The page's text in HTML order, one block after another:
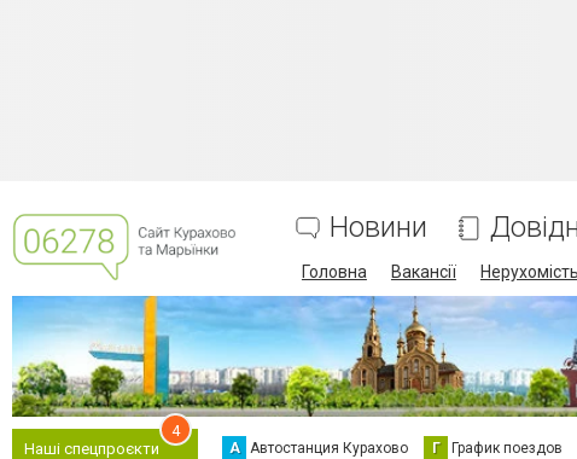
Новини
Головна Вакансії Нерухомість
Наші спецпроєкти
4
А Автостанция Курахово Г График поездов